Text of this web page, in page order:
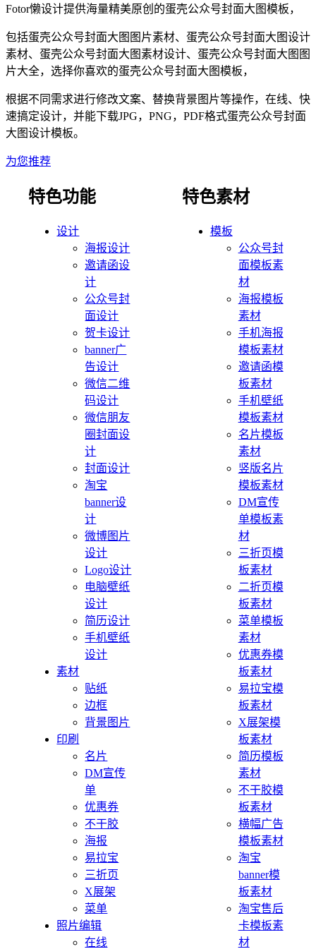
Fotor懒设计提供海量精美原创的蛋壳公众号封面大图模板，
包括蛋壳公众号封面大图 图片素材、 蛋壳公众号封面大图设计
素材、 蛋壳公众号封面大图素材设计、 蛋壳公众号封面大图 图
片大全，选择你喜欢的蛋壳公众号封面大图模板，
根据不同需求进行修改文案、替换背景图片等操作，在线、快
速搞定设计，并能下载JPG，PNG，PDF格式蛋壳公众号封面
大图设计模板。
为您推荐
特色功能
设计
海报设计
邀请函设
计
公众号封
面设计
贺卡设计
banner广
告设计
微信二维
码设计
微信朋友
圈封面设
计
封面设计
淘宝
banner设
计
微博图片
设计
Logo设计
电脑壁纸
设计
简历设计
手机壁纸
设计
素材
贴纸
边框
背景图片
印刷
名片
DM宣传
单
优惠券
不干胶
海报
易拉宝
三折页
X展架
菜单
照片编辑
在线
特色素材
模板
公众号封
面模板素
材
海报模板
素材
手机海报
模板素材
邀请函模
板素材
手机壁纸
模板素材
名片模板
素材
竖版名片
模板素材
DM宣传
单模板素
材
三折页模
板素材
二折页模
板素材
菜单模板
素材
优惠券模
板素材
易拉宝模
板素材
X展架模
板素材
简历模板
素材
不干胶模
板素材
横幅广告
模板素材
淘宝
banner模
板素材
淘宝售后
卡模板素
材